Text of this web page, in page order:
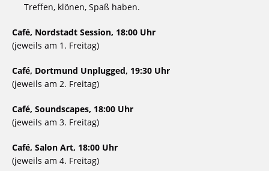
Treffen, klönen, Spaß haben.
Café, Nordstadt Session, 18:00 Uhr
(jeweils am 1. Freitag)
Café, Dortmund Unplugged, 19:30 Uhr
(jeweils am 2. Freitag)
Café, Soundscapes, 18:00 Uhr
(jeweils am 3. Freitag)
Café, Salon Art, 18:00 Uhr
(jeweils am 4. Freitag)